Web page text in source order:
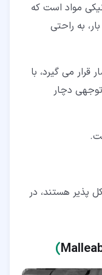
مواد است که
به راحتی
می گیرد، با
دچار
پذیر هستند، در
)